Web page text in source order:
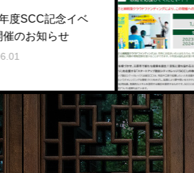
三原市
ドファ
!!